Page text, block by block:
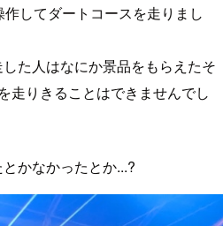
してダートコースを走りまし
た人はなにか景品をもらえたそ
走りきることはできませんでし
かなかったとか...?